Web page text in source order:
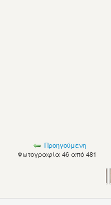
Προηγούμενη
Φωτογραφία 46 από 481